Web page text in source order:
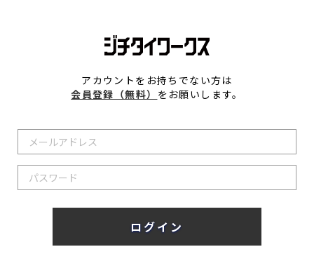
アカウントをお持ちでない方は
会員登録（無料） をお願いします。